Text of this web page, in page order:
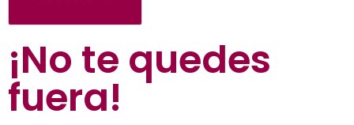
¡No te quedes
fuera!